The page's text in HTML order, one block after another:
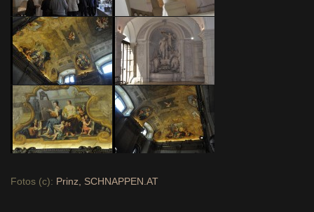
Fotos (c): Prinz, SCHNAPPEN.AT